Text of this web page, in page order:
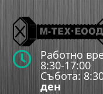
 Работно
8:30-17:00
Събота:
ден